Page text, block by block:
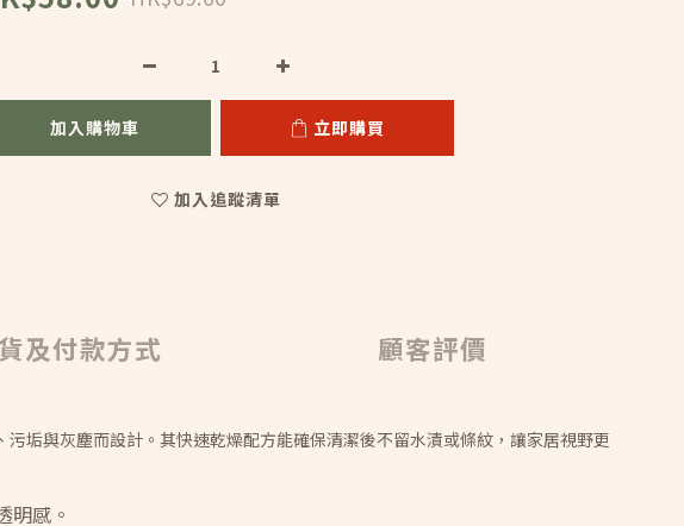
加入購物車 立即購買
加入追蹤清單
及付款方式 顧客評價
垢與灰塵而設計。其快速乾燥配方能確保清潔後不留水漬或條紋，讓家居視野更
明感。